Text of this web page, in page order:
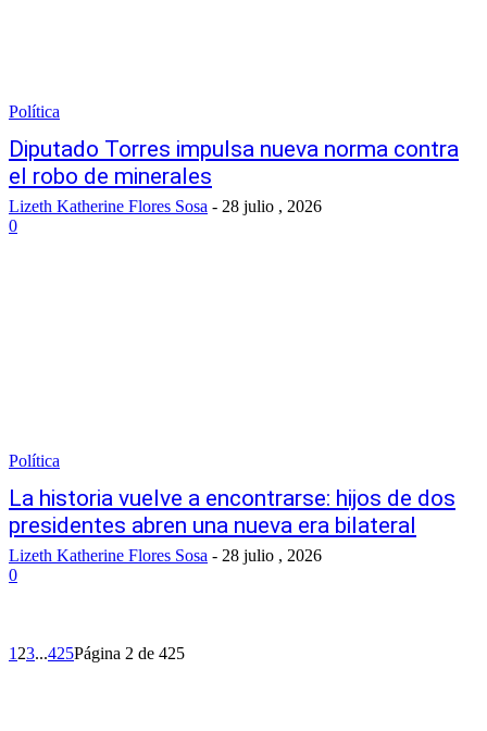
Política
Diputado Torres impulsa nueva norma contra
el robo de minerales
Lizeth Katherine Flores Sosa - 28 julio , 2026
0
Política
La historia vuelve a encontrarse: hijos de dos
presidentes abren una nueva era bilateral
Lizeth Katherine Flores Sosa - 28 julio , 2026
0
1 23...425Página 2 de 425